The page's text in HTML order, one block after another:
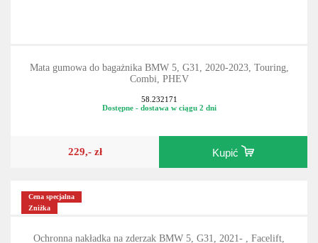
Mata gumowa do bagażnika BMW 5, G31, 2020-2023, Touring,
Combi, PHEV
Kupić
Cena specjalna